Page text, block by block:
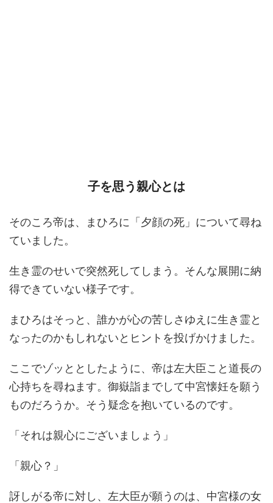
子を思う親心とは
そのころ帝は、まひろに「夕顔の死」について尋ね
ていました。
生き霊のせいで突然死してしまう。そんな展開に納
得できていない様子です。
まひろはそっと、誰かが心の苦しさゆえに生き霊と
なったのかもしれないとヒントを投げかけました。
ここでゾッととしたように、帝は左大臣こと道長の
心持ちを尋ねます。御嶽詣までして中宮懐妊を願う
ものだろうか。そう疑念を抱いているのです。
「それは親心にございましょう」
「親心？」
訝しがる帝に対し、左大臣が願うのは、中宮様の女